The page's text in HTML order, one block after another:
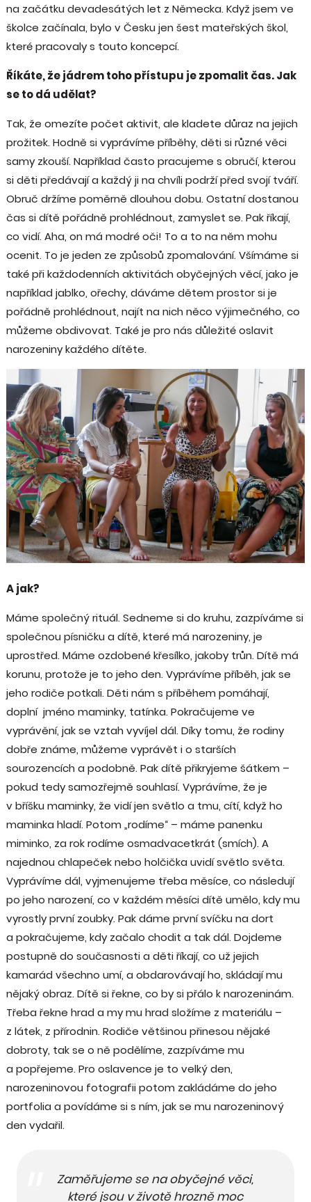
na začátku devadesátých let z Německa. Když jsem ve
školce začínala, bylo v Česku jen šest mateřských škol,
které pracovaly s touto koncepcí.
Říkáte, že jádrem toho přístupu je zpomalit čas. Jak
se to dá udělat?
Tak, že omezíte počet aktivit, ale kladete důraz na jejich
prožitek. Hodně si vyprávíme příběhy, děti si různé věci
samy zkouší. Například často pracujeme s obručí, kterou
si děti předávají a každý ji na chvíli podrží před svojí tváří.
Obruč držíme poměrně dlouhou dobu. Ostatní dostanou
čas si dítě pořádně prohlédnout, zamyslet se. Pak říkají,
co vidí. Aha, on má modré oči! To a to na něm mohu
ocenit. To je jeden ze způsobů zpomalování. Všímáme si
také při každodenních aktivitách obyčejných věcí, jako je
například jablko, ořechy, dáváme dětem prostor si je
pořádně prohlédnout, najít na nich něco výjimečného, co
můžeme obdivovat. Také je pro nás důležité oslavit
narozeniny každého dítěte.
A jak?
Máme společný rituál. Sedneme si do kruhu, zazpíváme si
společnou písničku a dítě, které má narozeniny, je
uprostřed. Máme ozdobené křesílko, jakoby trůn. Dítě má
korunu, protože je to jeho den. Vyprávíme příběh, jak se
jeho rodiče potkali. Děti nám s příběhem pomáhají,
doplní jméno maminky, tatínka. Pokračujeme ve
vyprávění, jak se vztah vyvíjel dál. Díky tomu, že rodiny
dobře známe, můžeme vyprávět i o starších
sourozencích a podobně. Pak dítě přikryjeme šátkem –
pokud tedy samozřejmě souhlasí. Vyprávíme, že je
v bříšku maminky, že vidí jen světlo a tmu, cítí, když ho
maminka hladí. Potom „rodíme“ – máme panenku
miminko, za rok rodíme osmadvacetkrát (smích). A
najednou chlapeček nebo holčička uvidí světlo světa.
Vyprávíme dál, vyjmenujeme třeba měsíce, co následují
po jeho narození, co v každém měsíci dítě umělo, kdy mu
vyrostly první zoubky. Pak dáme první svíčku na dort
a pokračujeme, kdy začalo chodit a tak dál. Dojdeme
postupně do současnosti a děti říkají, co už jejich
kamarád všechno umí, a obdarovávají ho, skládají mu
nějaký obraz. Dítě si řekne, co by si přálo k narozeninám.
Třeba řekne hrad a my mu hrad složíme z materiálu –
z látek, z přírodnin. Rodiče většinou přinesou nějaké
dobroty, tak se o ně podělíme, zazpíváme mu
a popřejeme. Pro oslavence je to velký den,
narozeninovou fotografii potom zakládáme do jeho
portfolia a povídáme si s ním, jak se mu narozeninový
den vydařil.
Zaměřujeme se na obyčejné věci,
které jsou v životě hrozně moc